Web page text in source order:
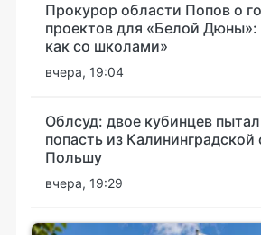
Прокурор области Попов о
проектов для «Белой Дюны»:
как со школами»
вчера, 19:04
Облсуд: двое кубинцев
попасть из Калининградской
Польшу
вчера, 19:29